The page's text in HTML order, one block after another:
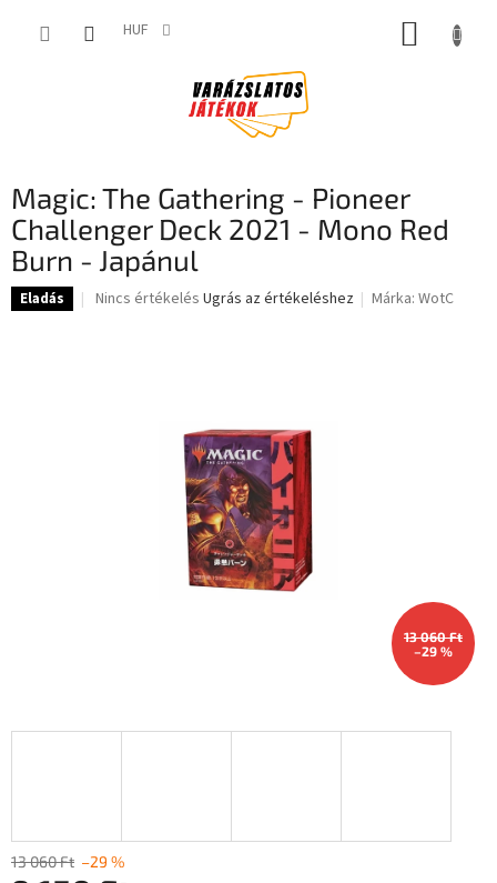
HUF KOSÁR
Magic: The Gathering - Pioneer
Challenger Deck 2021 - Mono Red
Burn - Japánul
Eladás
A
Nincs értékelés Ugrás az értékeléshez Márka:WotC
13 060 Ft
–29 %
13 060 Ft –29 %